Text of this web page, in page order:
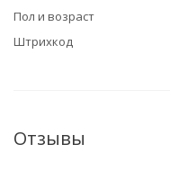
Пол и возраст
Штрихкод
Отзывы